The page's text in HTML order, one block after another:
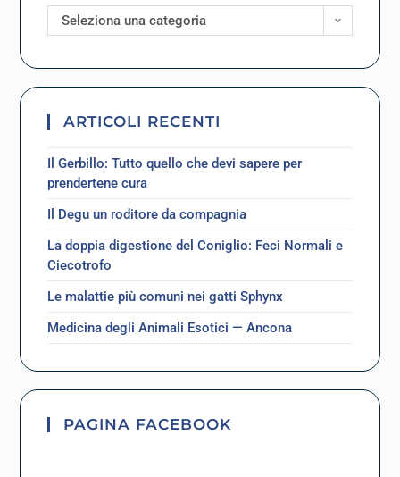
Seleziona una categoria
ARTICOLI RECENTI
Il Gerbillo: Tutto quello che devi sapere per
prendertene cura
Il Degu un roditore da compagnia
La doppia digestione del Coniglio: Feci Normali e
Ciecotrofo
Le malattie più comuni nei gatti Sphynx
Medicina degli Animali Esotici — Ancona
PAGINA FACEBOOK